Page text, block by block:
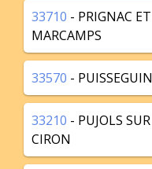
33710 - PRIGNAC ET
MARCAMPS
33570 - PUISSEGUIN
33210 - PUJOLS SUR
CIRON